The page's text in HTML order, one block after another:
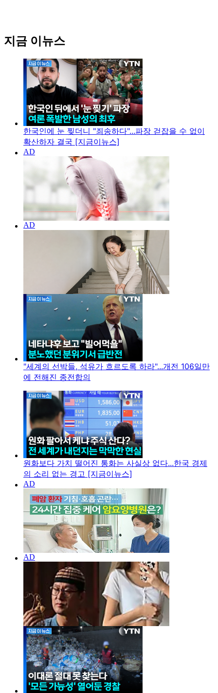
지금 이뉴스
한국인에 눈 찢더니 "죄송하다"...파장 걷잡을 수 없이
확산하자 결국 [지금이뉴스]
"세계의 선박들, 석유가 흐르도록 하라"...개전 106일만
에 전해진 종전합의
원화보다 가치 떨어진 통화는 사실상 없다...한국 경제
의 소리 없는 경고 [지금이뉴스]